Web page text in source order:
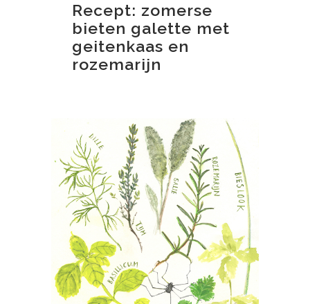
Recept: zomerse
bieten galette met
geitenkaas en
rozemarijn